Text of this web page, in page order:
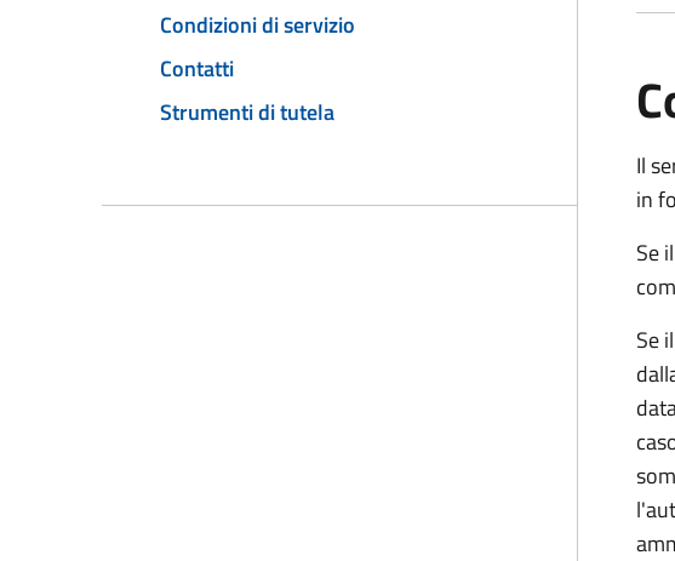
Condizioni di servizio
Contatti
Strumenti di tutela
Il
in
Se
Se